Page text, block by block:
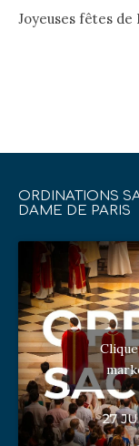
Joyeuses fêtes de
ORDINATIONS
DAME DE PARIS